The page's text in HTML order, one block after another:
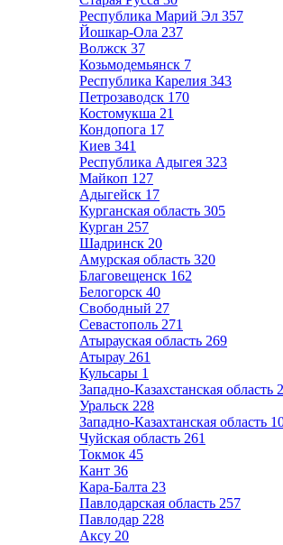
Республика Марий Эл 357
Йошкар-Ола 237
Волжск 37
Козьмодемьянск 7
Республика Карелия 343
Петрозаводск 170
Костомукша 21
Кондопога 17
Киев 341
Республика Адыгея 323
Майкоп 127
Адыгейск 17
Курганская область 305
Курган 257
Шадринск 20
Амурская область 320
Благовещенск 162
Белогорск 40
Свободный 27
Севастополь 271
Атырауская область 269
Атырау 261
Кульсары 1
Западно-Казахстанская область
Уральск 228
Западно-Казахтанская область
Чуйская область 261
Токмок 45
Кант 36
Кара-Балта 23
Павлодарская область 257
Павлодар 228
Аксу 20